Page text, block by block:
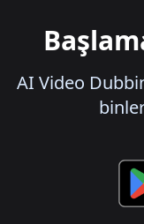
AI Video